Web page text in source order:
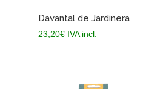
Davantal de Jardinera
23,20€ IVA incl.